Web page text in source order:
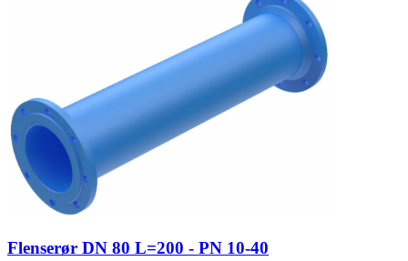
Flenserør DN 80 L=200 - PN 10-40